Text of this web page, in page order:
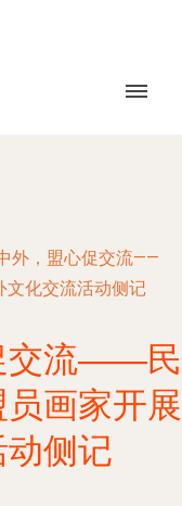
外，盟心促交流——
文化交流活动侧记
交流——民
画家开展
侧记